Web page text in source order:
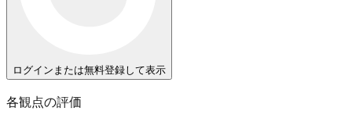
ログインまたは無料登録して表示
各観点の評価